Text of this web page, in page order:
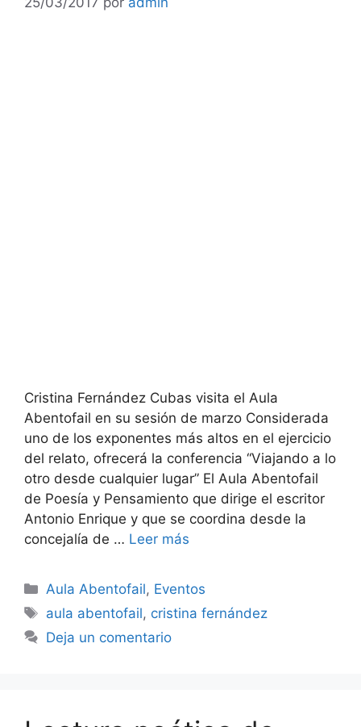
Cristina Fernández Cubas visita el Aula
Abentofail en su sesión de marzo Considerada
uno de los exponentes más altos en el ejercicio
del relato, ofrecerá la conferencia “Viajando a lo
otro desde cualquier lugar” El Aula Abentofail
de Poesía y Pensamiento que dirige el escritor
Antonio Enrique y que se coordina desde la
concejalía de … Leer más
Categorías
Aula Abentofail, Eventos
Etiquetas
aula abentofail, cristina fernández
Deja un comentario